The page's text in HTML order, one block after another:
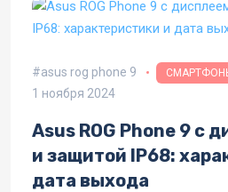
asus rog phone 9
1 ноября 2024
Asus ROG Phone 9 с
и защитой IP68:
дата выхода